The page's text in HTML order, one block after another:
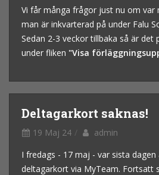
Vi får många frågor just nu om var
man är inkvarterad på under Falu
Sedan 2-3 veckor tillbaka så är det
under fliken "Visa
Deltagarkort saknas!
19 Maj 24
admin
I fredags - 17 maj - var sista
deltagarkort via MyTeam. Fortsatt